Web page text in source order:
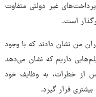
غیر دولتی متفاوت
است.
من نشان دادند که با وجود
داریم که نشان می‌دهد
از خطرات، به وظایف خود
قرار گیرد.